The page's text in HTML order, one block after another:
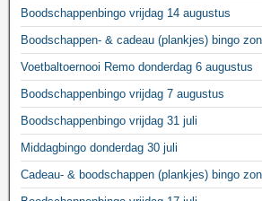
Boodschappenbingo vrijdag 14 augustus
Boodschappen- & cadeau (plankjes) bingo
Voetbaltoernooi Remo donderdag 6 augustus
Boodschappenbingo vrijdag 7 augustus
Boodschappenbingo vrijdag 31 juli
Middagbingo donderdag 30 juli
Cadeau- & boodschappen (plankjes) bingo